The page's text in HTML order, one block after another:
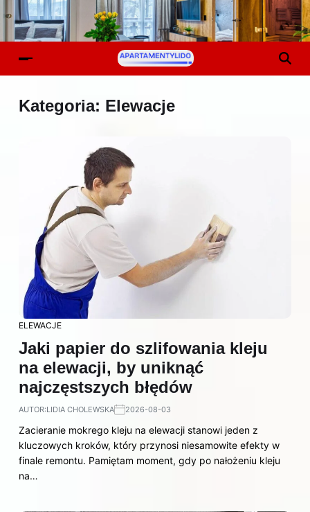
Kategoria: Elewacje
ELEWACJE
Jaki papier do szlifowania kleju
na elewacji, by uniknąć
najczęstszych błędów
AUTOR:LIDIA CHOLEWSKA 2026-08-03
Zacieranie mokrego kleju na elewacji stanowi jeden z
kluczowych kroków, który przynosi niesamowite efekty w
finale remontu. Pamiętam moment, gdy po nałożeniu kleju
na…